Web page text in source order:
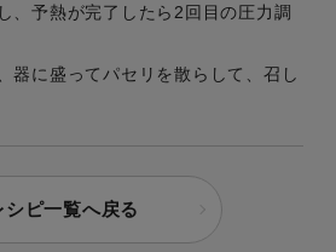
、予熱が完了したら2回目の圧力調
器に盛ってパセリを散らして、召し
シピ一覧へ戻る